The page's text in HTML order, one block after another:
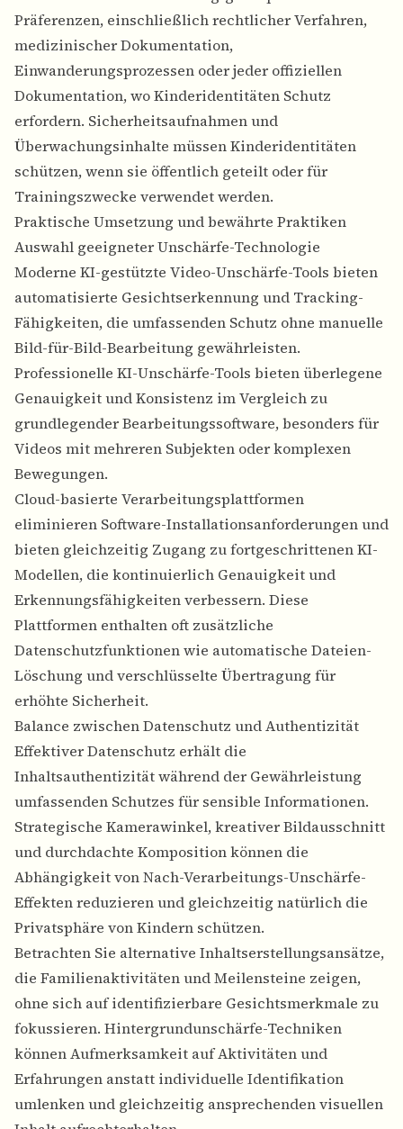
Präferenzen, einschließlich rechtlicher Verfahren,
medizinischer Dokumentation,
Einwanderungsprozessen oder jeder offiziellen
Dokumentation, wo Kinderidentitäten Schutz
erfordern. Sicherheitsaufnahmen und
Überwachungsinhalte müssen Kinderidentitäten
schützen, wenn sie öffentlich geteilt oder für
Trainingszwecke verwendet werden.
Praktische Umsetzung und bewährte Praktiken
Auswahl geeigneter Unschärfe-Technologie
Moderne KI-gestützte Video-Unschärfe-Tools bieten
automatisierte Gesichtserkennung und Tracking-
Fähigkeiten, die umfassenden Schutz ohne manuelle
Bild-für-Bild-Bearbeitung gewährleisten.
Professionelle KI-Unschärfe-Tools bieten überlegene
Genauigkeit und Konsistenz im Vergleich zu
grundlegender Bearbeitungssoftware, besonders für
Videos mit mehreren Subjekten oder komplexen
Bewegungen.
Cloud-basierte Verarbeitungsplattformen
eliminieren Software-Installationsanforderungen und
bieten gleichzeitig Zugang zu fortgeschrittenen KI-
Modellen, die kontinuierlich Genauigkeit und
Erkennungsfähigkeiten verbessern. Diese
Plattformen enthalten oft zusätzliche
Datenschutzfunktionen wie automatische Dateien-
Löschung und verschlüsselte Übertragung für
erhöhte Sicherheit.
Balance zwischen Datenschutz und Authentizität
Effektiver Datenschutz erhält die
Inhaltsauthentizität während der Gewährleistung
umfassenden Schutzes für sensible Informationen.
Strategische Kamerawinkel, kreativer Bildausschnitt
und durchdachte Komposition können die
Abhängigkeit von Nach-Verarbeitungs-Unschärfe-
Effekten reduzieren und gleichzeitig natürlich die
Privatsphäre von Kindern schützen.
Betrachten Sie alternative Inhaltserstellungsansätze,
die Familienaktivitäten und Meilensteine zeigen,
ohne sich auf identifizierbare Gesichtsmerkmale zu
fokussieren. Hintergrundunschärfe-Techniken
können Aufmerksamkeit auf Aktivitäten und
Erfahrungen anstatt individuelle Identifikation
umlenken und gleichzeitig ansprechenden visuellen